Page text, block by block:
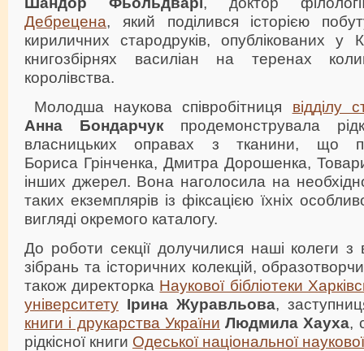
Дебрецена, який поділився історією
кириличних стародруків, опублікованих у
книгозбірнях василіан на теренах
королівства.
Молодша наукова співробітниця відділу
Анна Бондарчукпродемонструвала
власницьких оправах з тканини, що
Бориса Грінченка, Дмитра Дорошенка,
інших джерел. Вона наголосила на
таких екземплярів із фіксацією їхніх
вигляді окремого каталогу.
До роботи секції долучилися наші колеги з
зібрань та історичних колекцій,
також директорка Наукової бібліотеки
університету Ірина Журавльова,
книги і друкарства України Людмила Хауха,
рідкісної книги Одеської національної